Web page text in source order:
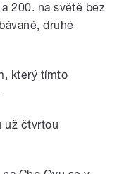
200. na světě bez
druhé
který tímto
už čtvrtou